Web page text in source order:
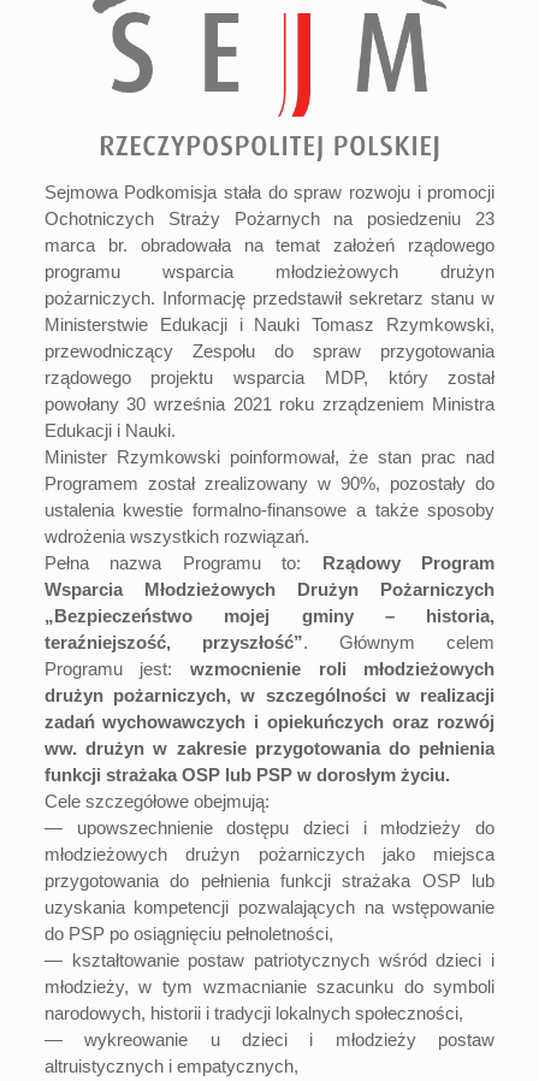
Sejmowa Podkomisja stała do spraw rozwoju i promocji
Ochotniczych Straży Pożarnych na posiedzeniu 23
marca br. obradowała na temat założeń rządowego
programu wsparcia młodzieżowych drużyn
pożarniczych. Informację przedstawił sekretarz stanu w
Ministerstwie Edukacji i Nauki Tomasz Rzymkowski,
przewodniczący Zespołu do spraw przygotowania
rządowego projektu wsparcia MDP, który został
powołany 30 września 2021 roku zrządzeniem Ministra
Edukacji i Nauki.
Minister Rzymkowski poinformował, że stan prac nad
Programem został zrealizowany w 90%, pozostały do
ustalenia kwestie formalno-finansowe a także sposoby
wdrożenia wszystkich rozwiązań.
Pełna nazwa Programu to: Rządowy Program
Wsparcia Młodzieżowych Drużyn Pożarniczych
„Bezpieczeństwo mojej gminy – historia,
teraźniejszość, przyszłość”. Głównym celem
Programu jest: wzmocnienie roli młodzieżowych
drużyn pożarniczych, w szczególności w realizacji
zadań wychowawczych i opiekuńczych oraz rozwój
ww. drużyn w zakresie przygotowania do pełnienia
funkcji strażaka OSP lub PSP w dorosłym życiu.
Cele szczegółowe obejmują:
— upowszechnienie dostępu dzieci i młodzieży do
młodzieżowych drużyn pożarniczych jako miejsca
przygotowania do pełnienia funkcji strażaka OSP lub
uzyskania kompetencji pozwalających na wstępowanie
do PSP po osiągnięciu pełnoletności,
— kształtowanie postaw patriotycznych wśród dzieci i
młodzieży, w tym wzmacnianie szacunku do symboli
narodowych, historii i tradycji lokalnych społeczności,
— wykreowanie u dzieci i młodzieży postaw
altruistycznych i empatycznych,